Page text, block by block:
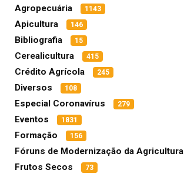
Agropecuária 1143
Apicultura 146
Bibliografia 15
Cerealicultura 415
Crédito Agrícola 245
Diversos 108
Especial Coronavírus 279
Eventos 1831
Formação 156
Fóruns de Modernização da Agricultura
Frutos Secos 73